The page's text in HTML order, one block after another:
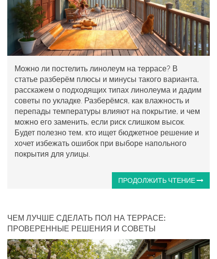
Можно ли постелить линолеум на террасе? В
статье разберём плюсы и минусы такого варианта,
расскажем о подходящих типах линолеума и дадим
советы по укладке. Разберёмся, как влажность и
перепады температуры влияют на покрытие, и чем
можно его заменить, если риск слишком высок.
Будет полезно тем, кто ищет бюджетное решение и
хочет избежать ошибок при выборе напольного
покрытия для улицы.
ПРОДОЛЖИТЬ ЧТЕНИЕ
ЧЕМ ЛУЧШЕ СДЕЛАТЬ ПОЛ НА ТЕРРАСЕ:
ПРОВЕРЕННЫЕ РЕШЕНИЯ И СОВЕТЫ